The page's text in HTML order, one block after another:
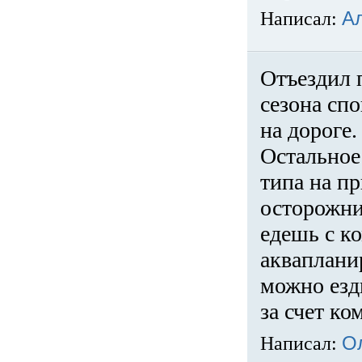
Написал:
Отъездил
сезона
на
типа на
едешь с
можно
за счет
Написал: